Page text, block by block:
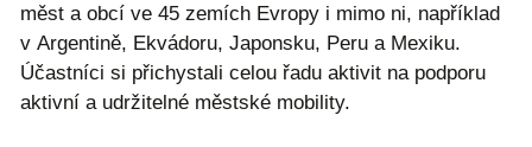
měst a obcí ve 45 zemích Evropy i mimo ni, například
v Argentině, Ekvádoru, Japonsku, Peru a Mexiku.
Účastníci si přichystali celou řadu aktivit na podporu
aktivní a udržitelné městské mobility.